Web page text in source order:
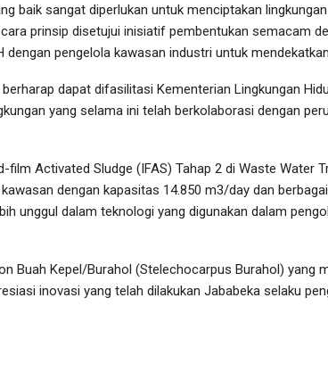
baik sangat diperlukan untuk menciptakan
prinsip disetujui inisiatif pembentukan semacam
dengan pengelola kawasan industri untuk
berharap dapat difasilitasi Kementerian Lingkungan
yang selama ini telah berkolaborasi dengan
Activated Sludge (IFAS) Tahap 2 di Waste Water
dengan kapasitas 14.850 m3/day dan
unggul dalam teknologi yang digunakan dalam
Buah Kepel/Burahol (Stelechocarpus Burahol) yang
inovasi yang telah dilakukan Jababeka selaku